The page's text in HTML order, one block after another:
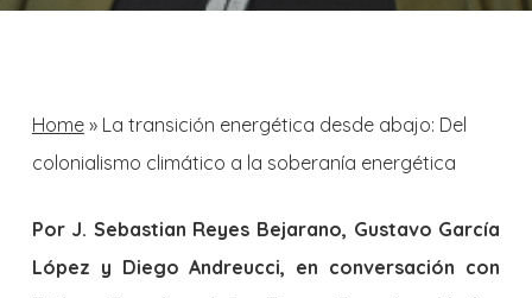
Home» La transición energética desde abajo: Del
colonialismo climático a la soberanía energética
Por J. Sebastian Reyes Bejarano, Gustavo García
López y Diego Andreucci, en conversación con